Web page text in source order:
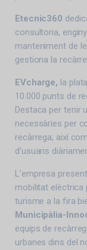
Etecnic360
consultoria,
manteniment de
gestiona la
EVcharge, la
10.000 punts de
Destaca per tenir
necessàries per
recàrrega; així
d’usuaris
L’empresa
mobilitat elèctrica
turisme a la fira
Municipàlia-
equips de
urbanes dins del